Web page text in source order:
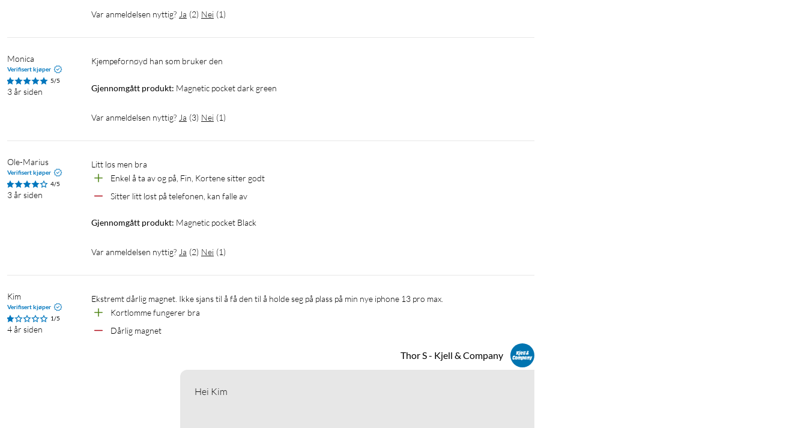
Var anmeldelsen nyttig? Ja (2) Nei (1)
Monica
Verifisert kjøper
5/5
3 år siden
Kjempefornøyd han som bruker den
Gjennomgått produkt: Magnetic pocket dark green
Var anmeldelsen nyttig? Ja (3) Nei (1)
Ole-Marius
Verifisert kjøper
4/5
3 år siden
Litt løs men bra
Enkel å ta av og på, Fin, Kortene sitter godt
Sitter litt løst på telefonen, kan falle av
Gjennomgått produkt: Magnetic pocket Black
Var anmeldelsen nyttig? Ja (2) Nei (1)
Kim
Verifisert kjøper
1/5
4 år siden
Kortlomme fungerer bra
Dårlig magnet
Thor S - Kjell & Company
Hei Kim